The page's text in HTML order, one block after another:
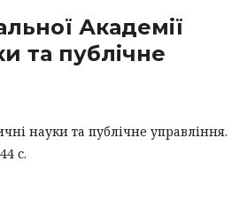
Академії
та публічне
науки та публічне управління.
с.